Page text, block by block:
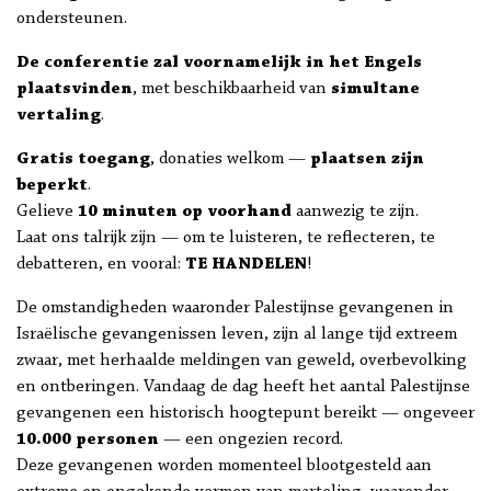
ondersteunen.
De conferentie zal voornamelijk in het Engels
plaatsvinden, met beschikbaarheid van simultane
vertaling.
Gratis toegang, donaties welkom — plaatsen zijn
beperkt.
Gelieve 10 minuten op voorhand aanwezig te zijn.
Laat ons talrijk zijn — om te luisteren, te reflecteren, te
debatteren, en vooral: TE HANDELEN!
De omstandigheden waaronder Palestijnse gevangenen in
Israëlische gevangenissen leven, zijn al lange tijd extreem
zwaar, met herhaalde meldingen van geweld, overbevolking
en ontberingen. Vandaag de dag heeft het aantal Palestijnse
gevangenen een historisch hoogtepunt bereikt — ongeveer
10.000 personen — een ongezien record.
Deze gevangenen worden momenteel blootgesteld aan